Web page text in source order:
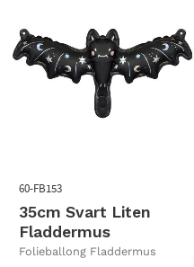
35cm Svart Liten
Fladdermus
Folieballong Fladdermus
60-FB153